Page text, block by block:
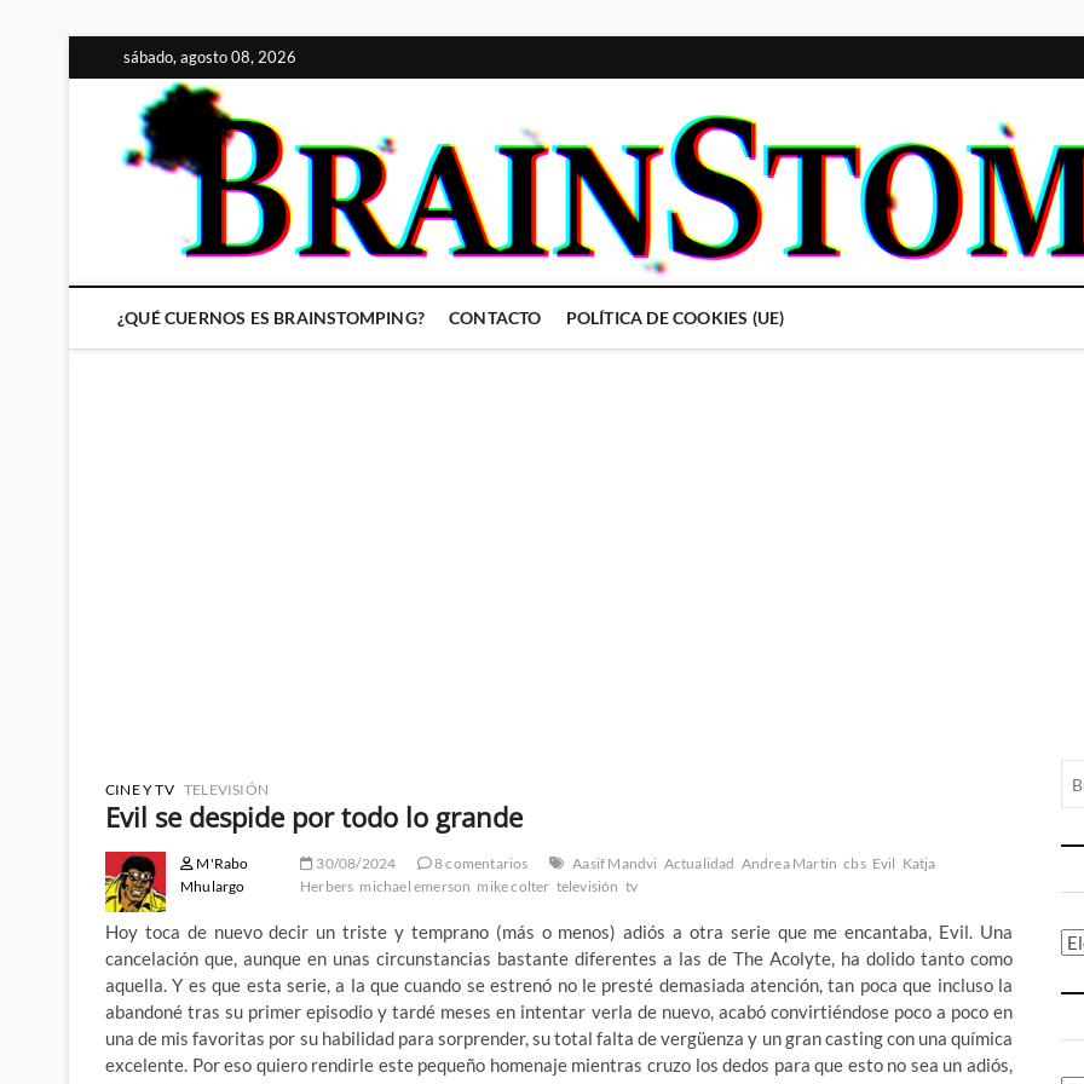
al
contenido
sábado, agosto 08, 2026
¿QUÉ CUERNOS ES BRAINSTOMPING? CONTACTO POLÍTICA DE COOKIES (UE)
CINE Y TV TELEVISIÓN
Evil se despide por todo lo grande
M'Rabo
Mhulargo
30/08/2024 8 comentarios Aasif Mandvi Actualidad Andrea Martin cbs Evil Katja
Herbers michael emerson mike colter televisión tv
Hoy toca de nuevo decir un triste y temprano (más o menos) adiós a otra serie que me encantaba, Evil. Una
cancelación que, aunque en unas circunstancias bastante diferentes a las de The Acolyte, ha dolido tanto como
aquella. Y es que esta serie, a la que cuando se estrenó no le presté demasiada atención, tan poca que incluso la
abandoné tras su primer episodio y tardé meses en intentar verla de nuevo, acabó convirtiéndose poco a poco en
una de mis favoritas por su habilidad para sorprender, su total falta de vergüenza y un gran casting con una química
excelente. Por eso quiero rendirle este pequeño homenaje mientras cruzo los dedos para que esto no sea un adiós,